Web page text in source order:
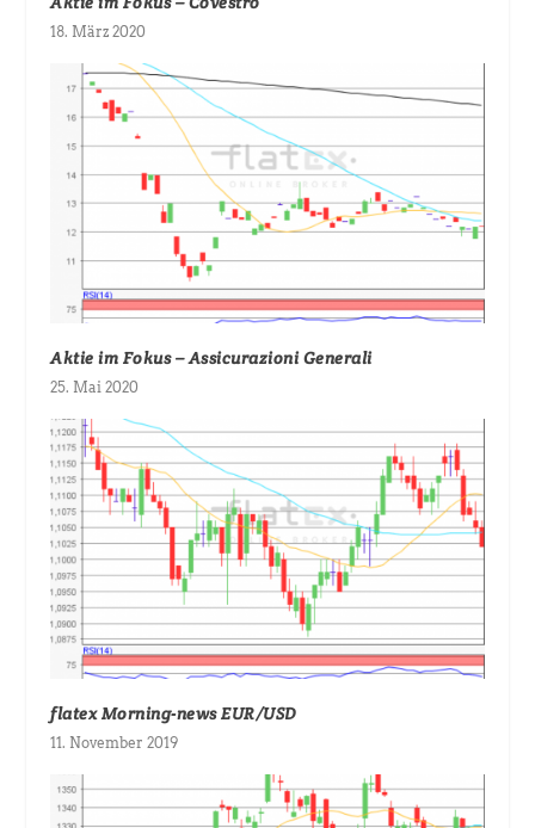
18. März 2020
Aktie im Fokus – Assicurazioni Generali
25. Mai 2020
flatex Morning-news EUR/USD
11. November 2019